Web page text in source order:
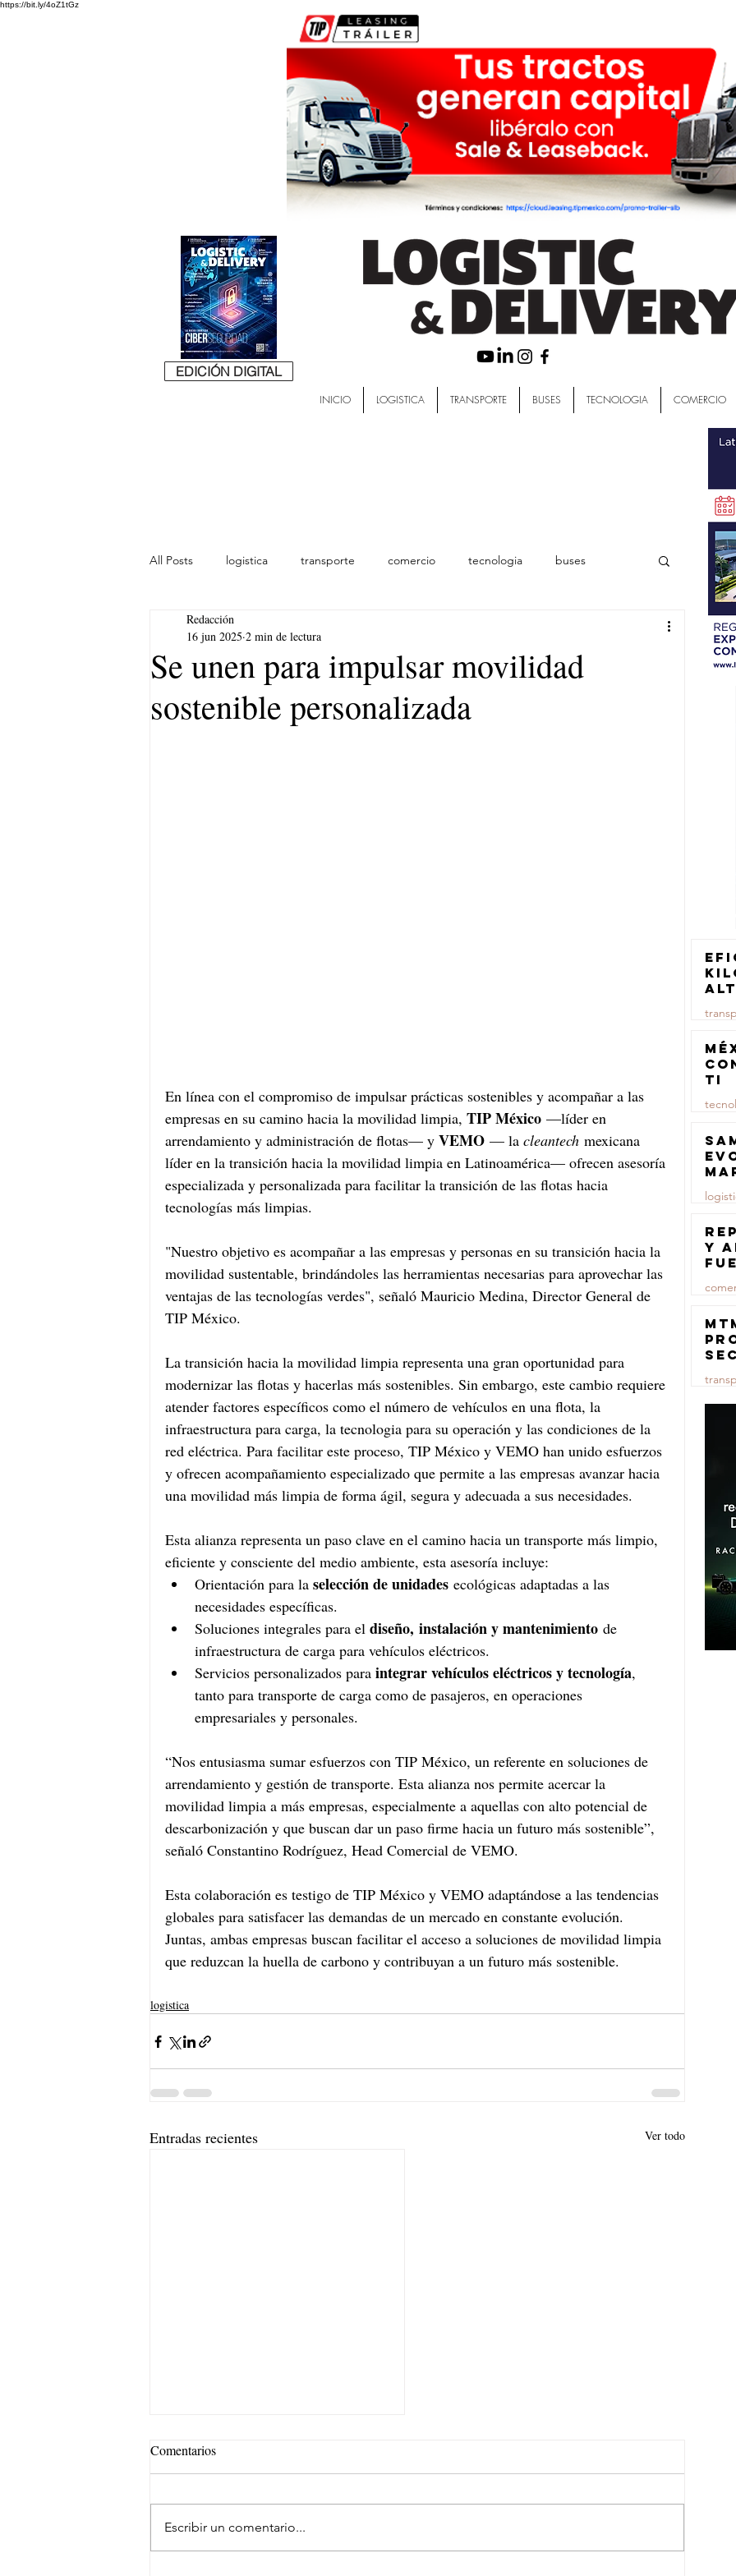
https://bit.ly/4oZ1tGz
EDICIÓN DIGITAL
INICIO LOGISTICA TRANSPORTE BUSES TECNOLOGIA COMERCIO
All Posts logistica transporte comercio tecnologia buses
lideres
Se unen para impulsar movilidad
sostenible personalizada
Redacción
16 jun 2025 2 min de lectura
En línea con el compromiso de impulsar prácticas sostenibles y acompañar a las
empresas en su camino hacia la movilidad limpia, TIP México —líder en
arrendamiento y administración de flotas— y VEMO — la cleantech mexicana
líder en la transición hacia la movilidad limpia en Latinoamérica— ofrecen asesoría
especializada y personalizada para facilitar la transición de las flotas hacia
tecnologías más limpias.
"Nuestro objetivo es acompañar a las empresas y personas en su transición hacia la
movilidad sustentable, brindándoles las herramientas necesarias para aprovechar las
ventajas de las tecnologías verdes", señaló Mauricio Medina, Director General de
TIP México.
La transición hacia la movilidad limpia representa una gran oportunidad para
modernizar las flotas y hacerlas más sostenibles. Sin embargo, este cambio requiere
atender factores específicos como el número de vehículos en una flota, la
infraestructura para carga, la tecnologia para su operación y las condiciones de la
red eléctrica. Para facilitar este proceso, TIP México y VEMO han unido esfuerzos
y ofrecen acompañamiento especializado que permite a las empresas avanzar hacia
una movilidad más limpia de forma ágil, segura y adecuada a sus necesidades.
Esta alianza representa un paso clave en el camino hacia un transporte más limpio,
eficiente y consciente del medio ambiente, esta asesoría incluye:
Orientación para la selección de unidades ecológicas adaptadas a las
necesidades específicas.
Soluciones integrales para el diseño, instalación y mantenimiento de
infraestructura de carga para vehículos eléctricos.
Servicios personalizados para integrar vehículos eléctricos y tecnología,
tanto para transporte de carga como de pasajeros, en operaciones
empresariales y personales.
“Nos entusiasma sumar esfuerzos con TIP México, un referente en soluciones de
arrendamiento y gestión de transporte. Esta alianza nos permite acercar la
movilidad limpia a más empresas, especialmente a aquellas con alto potencial de
descarbonización y que buscan dar un paso firme hacia un futuro más sostenible”,
señaló Constantino Rodríguez, Head Comercial de VEMO.
Esta colaboración es testigo de TIP México y VEMO adaptándose a las tendencias
globales para satisfacer las demandas de un mercado en constante evolución.
Juntas, ambas empresas buscan facilitar el acceso a soluciones de movilidad limpia
que reduzcan la huella de carbono y contribuyan a un futuro más sostenible.
logistica
Entradas recientes Ver todo
Comentarios
Escribir un comentario...
23 jul
TI
23 jul
23 jul
y
23 jul